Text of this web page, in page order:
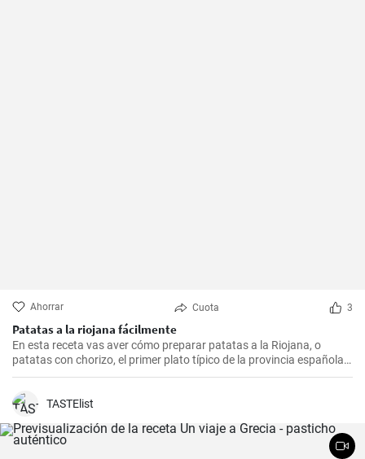
Ahorrar Cuota 3
Patatas a la riojana fácilmente
En esta receta vas aver cómo preparar patatas a la Riojana, o
patatas con chorizo, el primer plato típico de la provincia española
de La Rioja.
TASTElist